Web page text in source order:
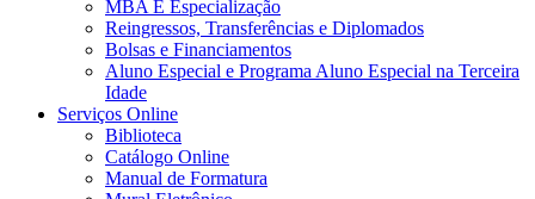
MBA E Especialização
Reingressos, Transferências e Diplomados
Bolsas e Financiamentos
Aluno Especial e Programa Aluno Especial na Terceira
Idade
Serviços Online
Biblioteca
Catálogo Online
Manual de Formatura